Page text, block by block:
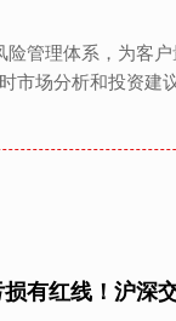
管理体系，为客
市场分析和投资建
有红线！沪深